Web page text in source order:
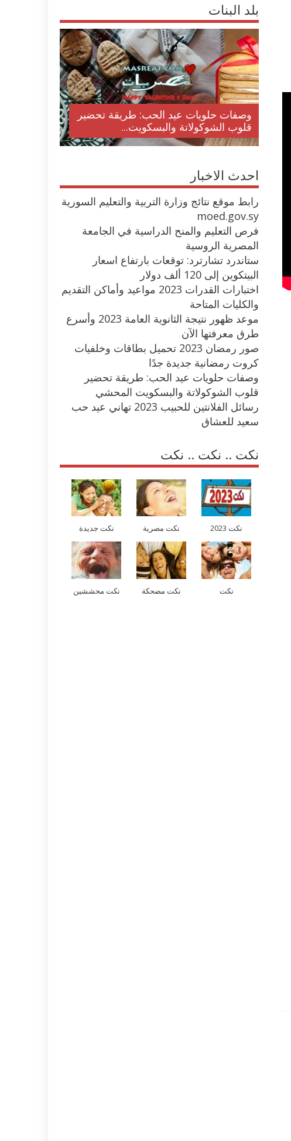
بلد البنات
وصفات حلويات عيد الحب: طريقة تحضير
قلوب الشوكولاتة والبسكويت...
احدث الاخبار
رابط موقع نتائج وزارة التربية والتعليم السورية
moed.gov.sy
فرص التعليم والمنح الدراسية في الجامعة
المصرية الروسية
ستاندرد تشارترد: توقعات بارتفاع اسعار
البيتكوين إلى 120 ألف دولار
اختبارات القدرات 2023 مواعيد وأماكن التقديم
والكليات المتاحة
موعد ظهور نتيجة الثانوية العامة 2023 وأسرع
طرق معرفتها الآن
صور رمضان 2023 تحميل بطاقات وخلفيات
كروت رمضانية جديدة جدًا
وصفات حلويات عيد الحب: طريقة تحضير
قلوب الشوكولاتة والبسكويت المحشي
رسائل الفلانتين للحبيب 2023 تهاني عيد حب
سعيد للعشاق
نكت .. نكت .. نكت
نكت 2023 نكت مصرية نكت جديدة
نكت نكت مضحكة نكت محششين